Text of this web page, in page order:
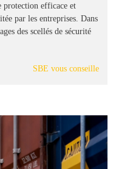
protection efficace et
par les entreprises. Dans
des scellés de sécurité
SBE vous conseille